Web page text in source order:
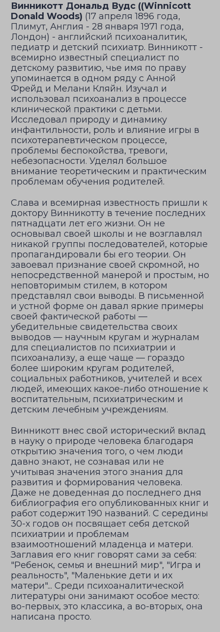
Винникотт Дональд Вудс ((Winnicott
Donald Woods) (17 апреля 1896 года,
Плимут, Англия - 28 января 1971 года,
Лондон) - английский психоаналитик,
педиатр и детский психиатр. Винникотт -
всемирно известный специалист по
детскому развитию, чье имя по праву
упоминается в одном ряду с Анной
Фрейд и Мелани Кляйн. Изучал и
использовал психоанализ в процессе
клинической практики с детьми.
Исследовал природу и динамику
инфантильности, роль и влияние игры в
психотерапевтическом процессе,
проблемы беспокойства, тревоги,
небезопасности. Уделял большое
внимание теоретическим и практическим
проблемам обучения родителей.
Слава и всемирная известность пришли к
доктору Винникотту в течение последних
пятнадцати лет его жизни. Он не
основывал своей школы и не возглавлял
никакой группы последователей, которые
пропагандировали бы его теории. Он
завоевал признание своей скромной, но
непосредственной манерой и простым, но
неповторимым стилем, в котором
представлял свои выводы. В письменной
и устной форме он давал яркие примеры
своей фактической работы —
убедительные свидетельства своих
выводов — научным кругам и журналам
для специалистов по психиатрии и
психоанализу, а еще чаще — гораздо
более широким кругам родителей,
социальных работников, учителей и всех
людей, имеющих какое-либо отношение к
воспитательным, психиатрическим и
детским лечебным учреждениям.
Винникотт внес свой исторический вклад
в науку о природе человека благодаря
открытию значения того, о чем люди
давно знают, не сознавая или не
учитывая значения этого знания для
развития и формирования человека.
Даже не доведенная до последнего дня
библиография его опубликованных книг и
работ содержит 190 названий. С середины
30-х годов он посвящает себя детской
психиатрии и проблемам
взаимоотношений младенца и матери.
Заглавия его книг говорят сами за себя:
"Ребенок, семья и внешний мир", "Игра и
реальность", "Маленькие дети и их
матери"... Среди психоаналитической
литературы они занимают особое место:
во-первых, это классика, а во-вторых, она
написана просто.